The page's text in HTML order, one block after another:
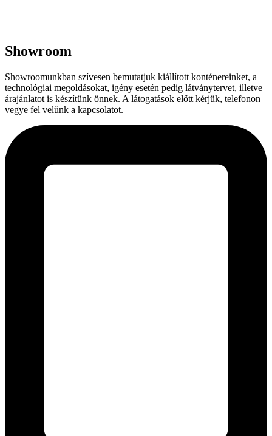
Showroom
Showroomunkban szívesen bemutatjuk kiállított konténereinket, a
technológiai megoldásokat, igény esetén pedig látványtervet, illetve
árajánlatot is készítünk önnek. A látogatások előtt kérjük, telefonon
vegye fel velünk a kapcsolatot.